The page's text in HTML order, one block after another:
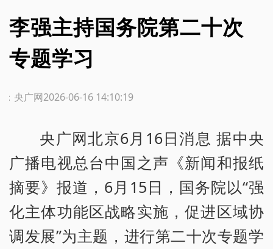
李强主持国务院第二十次
专题学习
2026-06-16 14:10:19
：央广网
央广网北京6月16日消息 据中央
广播电视总台中国之声《新闻和报纸
摘要》报道，6月15日，国务院以“强
化主体功能区战略实施，促进区域协
调发展”为主题，进行第二十次专题学